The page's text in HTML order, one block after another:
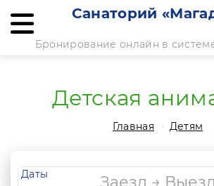
Санаторий
Бронирование онлайн в
Детская
Главная Детям
Даты